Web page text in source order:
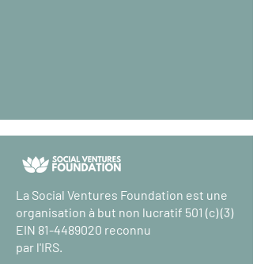
La Social Ventures Foundation est une
organisation à but non lucratif 501 (c) (3)
EIN 81-4489020 reconnu
par l'IRS.